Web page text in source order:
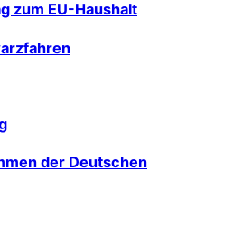
zum EU-Haushalt
der Deutschen